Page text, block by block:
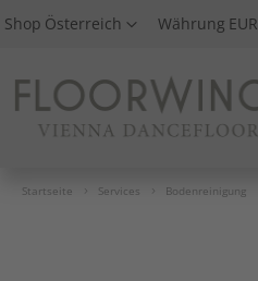
Shop Österreich Währung EUR
Startseite Services Bodenreinigung